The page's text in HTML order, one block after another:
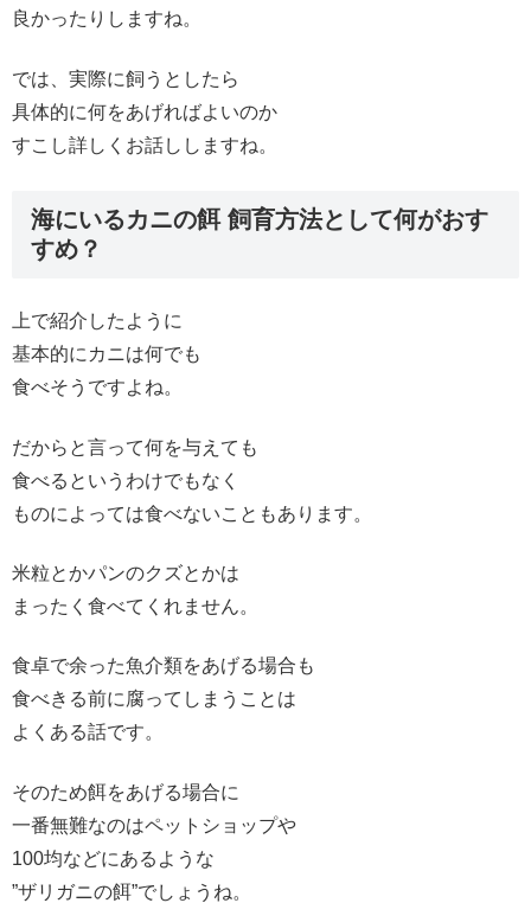
良かったりしますね。
では、実際に飼うとしたら
具体的に何をあげればよいのか
すこし詳しくお話ししますね。
海にいるカニの餌 飼育方法として何がおす
すめ？
上で紹介したように
基本的にカニは何でも
食べそうですよね。
だからと言って何を与えても
食べるというわけでもなく
ものによっては食べないこともあります。
米粒とかパンのクズとかは
まったく食べてくれません。
食卓で余った魚介類をあげる場合も
食べきる前に腐ってしまうことは
よくある話です。
そのため餌をあげる場合に
一番無難なのはペットショップや
100均などにあるような
”ザリガニの餌”でしょうね。